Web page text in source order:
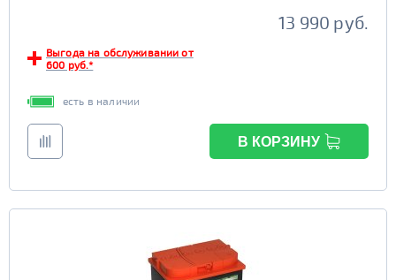
13 990 руб.
Выгода на обслуживании от
600 руб.*
есть в наличии
В КОРЗИНУ